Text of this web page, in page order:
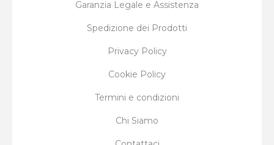
Garanzia Legale e Assistenza
Spedizione dei Prodotti
Privacy Policy
Cookie Policy
Termini e condizioni
Chi Siamo